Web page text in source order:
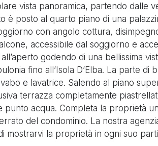
vista panoramica, partendo dalle
è posto al quarto piano di una
con angolo cottura,
accessibile dal soggiorno e
godendo di una bellissima
fino all’Isola D’Elba. La parte di
e lavatrice. Salendo al piano
terrazza completamente
punto acqua. Completa la proprietà
del condominio. La nostra
mostrarvi la proprietà in ogni suo